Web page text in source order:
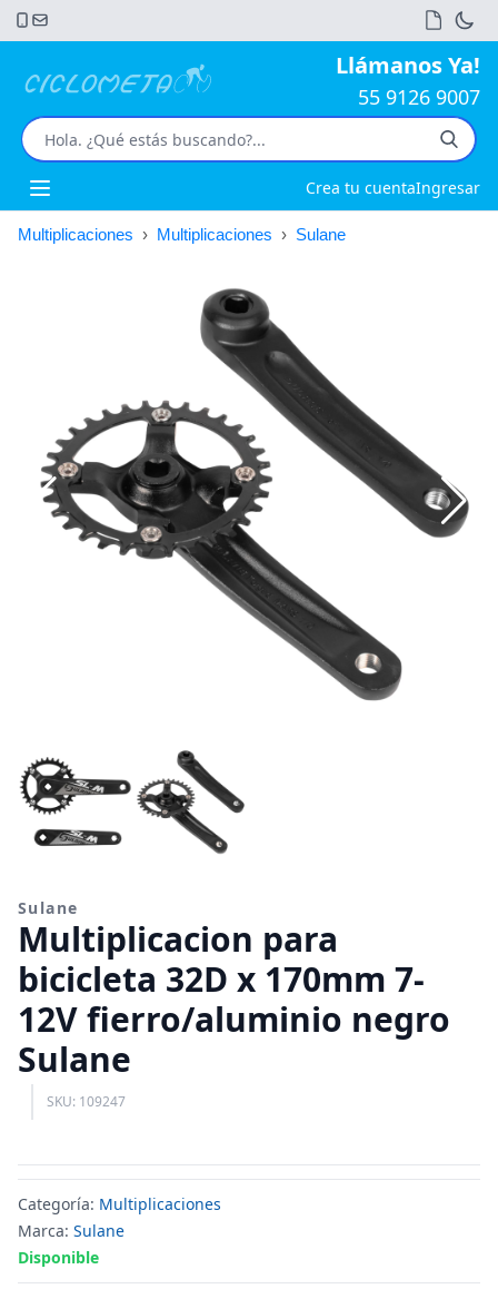
Llámanos Ya!
55 9126 9007
Open main menu Crea tu cuentaIngresar
Multiplicaciones › Multiplicaciones › Sulane
Sulane
Multiplicacion para
bicicleta 32D x 170mm 7-
12V fierro/aluminio negro
Sulane
SKU: 109247
Categoría: Multiplicaciones
Marca: Sulane
Disponible